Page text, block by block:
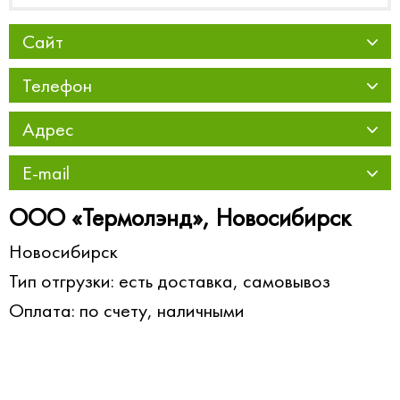
Сайт
Телефон
Адрес
E-mail
ООО «Термолэнд», Новосибирск
Новосибирск
Тип отгрузки: есть доставка, самовывоз
Оплата: по счету, наличными